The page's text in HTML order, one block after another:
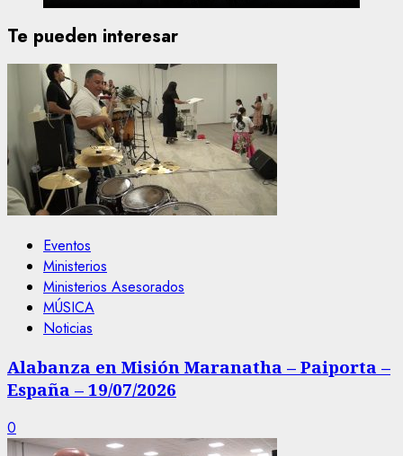
Te pueden interesar
Eventos
Ministerios
Ministerios Asesorados
MÚSICA
Noticias
Alabanza en Misión Maranatha – Paiporta –
España – 19/07/2026
0